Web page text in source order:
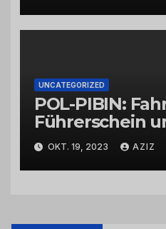
UNCATEGORIZED
POL-PIBIN:
Führerschein
Einfluss von
OKT. 19, 2023 AZIZ